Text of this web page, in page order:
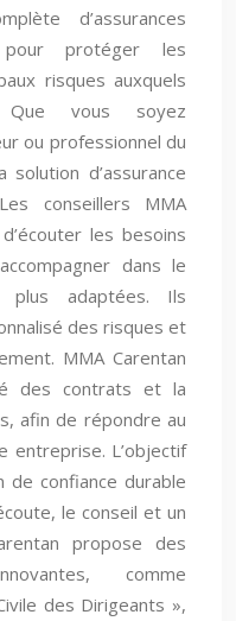
d’assurances
pour protéger les
risques auxquels
Que vous soyez
ou professionnel du
d’assurance
conseillers MMA
les besoins
dans le
plus adaptées. Ils
des risques et
MMA Carentan
des contrats et la
afin de répondre au
entreprise. L’objectif
confiance durable
le conseil et un
propose des
comme
des Dirigeants »,